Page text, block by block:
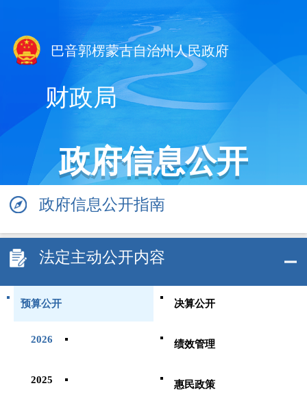
巴音郭楞蒙古自治州人民政府
财政局
政府信息公开
政府信息公开指南
法定主动公开内容
预算公开
2026
2025
决算公开
绩效管理
惠民政策